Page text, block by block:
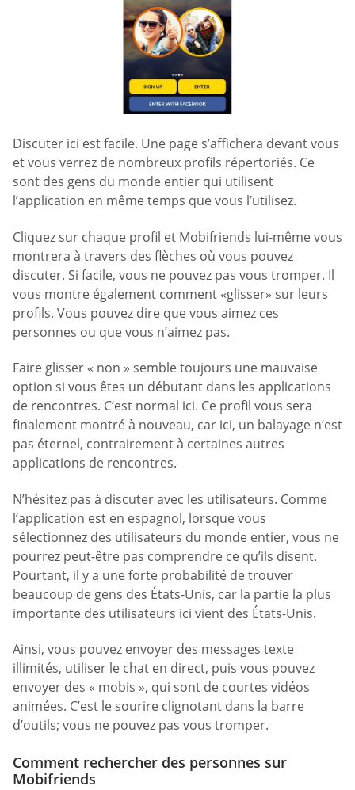
Discuter ici est facile. Une page s’affichera devant vous
et vous verrez de nombreux profils répertoriés. Ce
sont des gens du monde entier qui utilisent
l’application en même temps que vous l’utilisez.
Cliquez sur chaque profil et Mobifriends lui-même vous
montrera à travers des flèches où vous pouvez
discuter. Si facile, vous ne pouvez pas vous tromper. Il
vous montre également comment «glisser» sur leurs
profils. Vous pouvez dire que vous aimez ces
personnes ou que vous n’aimez pas.
Faire glisser « non » semble toujours une mauvaise
option si vous êtes un débutant dans les applications
de rencontres. C’est normal ici. Ce profil vous sera
finalement montré à nouveau, car ici, un balayage n’est
pas éternel, contrairement à certaines autres
applications de rencontres.
N’hésitez pas à discuter avec les utilisateurs. Comme
l’application est en espagnol, lorsque vous
sélectionnez des utilisateurs du monde entier, vous ne
pourrez peut-être pas comprendre ce qu’ils disent.
Pourtant, il y a une forte probabilité de trouver
beaucoup de gens des États-Unis, car la partie la plus
importante des utilisateurs ici vient des États-Unis.
Ainsi, vous pouvez envoyer des messages texte
illimités, utiliser le chat en direct, puis vous pouvez
envoyer des « mobis », qui sont de courtes vidéos
animées. C’est le sourire clignotant dans la barre
d’outils; vous ne pouvez pas vous tromper.
Comment rechercher des personnes sur
Mobifriends